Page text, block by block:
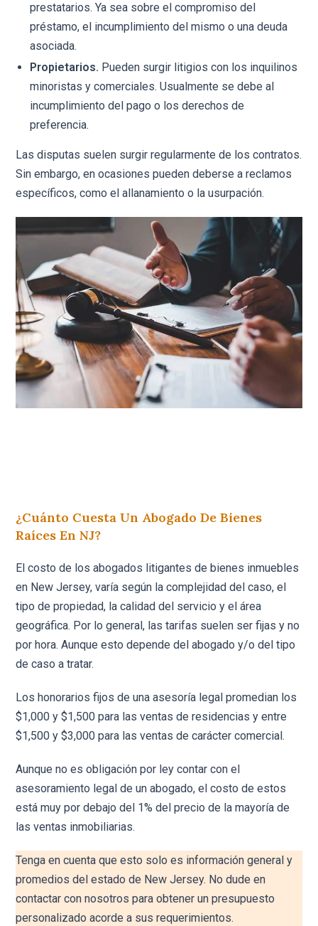
prestatarios. Ya sea sobre el compromiso del
préstamo, el incumplimiento del mismo o una deuda
asociada.
Propietarios. Pueden surgir litigios con los inquilinos
minoristas y comerciales. Usualmente se debe al
incumplimiento del pago o los derechos de
preferencia.
Las disputas suelen surgir regularmente de los contratos.
Sin embargo, en ocasiones pueden deberse a reclamos
específicos, como el allanamiento o la usurpación.
¿Cuánto Cuesta Un Abogado De Bienes
Raíces En NJ?
El costo de los abogados litigantes de bienes inmuebles
en New Jersey, varía según la complejidad del caso, el
tipo de propiedad, la calidad del servicio y el área
geográfica. Por lo general, las tarifas suelen ser fijas y no
por hora. Aunque esto depende del abogado y/o del tipo
de caso a tratar.
Los honorarios fijos de una asesoría legal promedian los
$1,000 y $1,500 para las ventas de residencias y entre
$1,500 y $3,000 para las ventas de carácter comercial.
Aunque no es obligación por ley contar con el
asesoramiento legal de un abogado, el costo de estos
está muy por debajo del 1% del precio de la mayoría de
las ventas inmobiliarias.
Tenga en cuenta que esto solo es información general y
promedios del estado de New Jersey. No dude en
contactar con nosotros para obtener un presupuesto
personalizado acorde a sus requerimientos.